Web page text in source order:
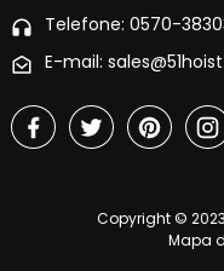
Telefone: 0570-
E-mail:
Copyright ©
Mapa